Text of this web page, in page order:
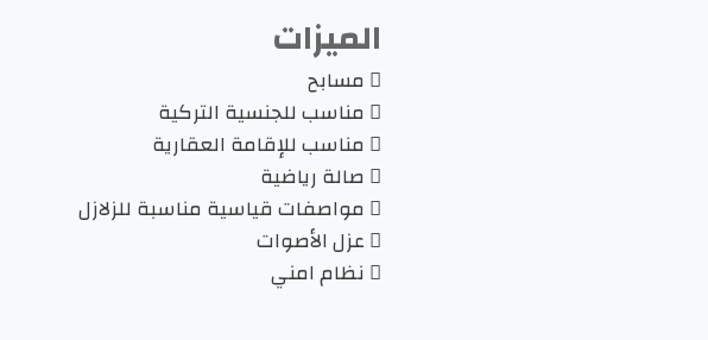
الميزات
مسابح
مناسب للجنسية التركية
مناسب للإقامة العقارية
صالة رياضية
مواصفات قياسية مناسبة للزلازل
عزل الأصوات
نظام امني